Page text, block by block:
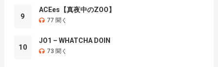
9
ACEes【真夜中のZOO】
77 聞く
10
JO1 – WHATCHA DOIN
73 聞く